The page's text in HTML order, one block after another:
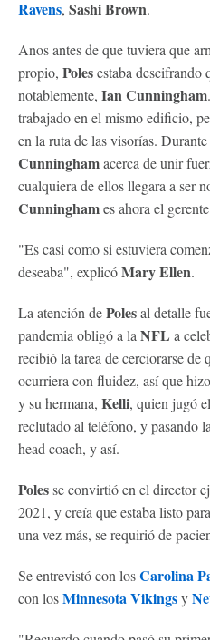
Ravens, Sashi Brown.
Anos antes de que tuviera que
propio, Polesestaba descifrando
notablemente, Ian Cunningham
trabajado en el mismo edificio,
en la ruta de las visorías.
Cunninghamacerca de unir
cualquiera de ellos llegara a ser
Cunninghames ahora el
"Es casi como si estuviera
deseaba", explicóMary Ellen.
La atención dePolesal detalle
pandemia obligó a la NFL a
recibió la tarea de cerciorarse de
ocurriera con fluidez, así que
y su hermana, Kelli, quien jugó
reclutado al teléfono, y pasando
head coach, y así.
Polesse convirtió en el director
2021, y creía que estaba listo
una vez más, se requirió de
Se entrevistó con losCarolina
con losMinnesota Vikingsy